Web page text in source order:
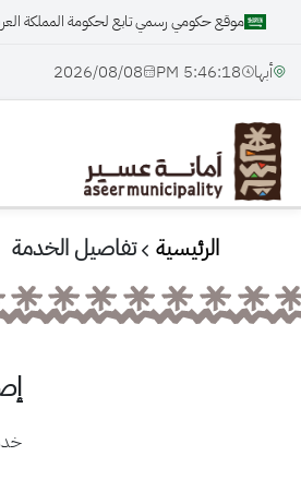
موقع حكومي رسمي تابع لحكومة المملكة
أبها 5:46:19 PM
08‏/08‏/2026
الرئيسية تفاصيل الخدمة